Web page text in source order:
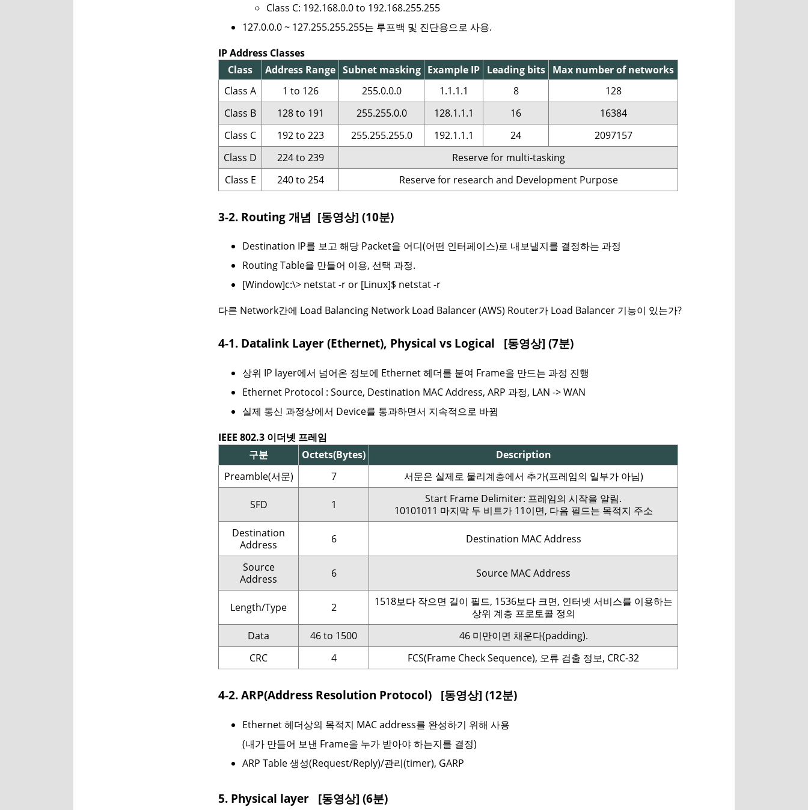
Class C: 192.168.0.0 to 192.168.255.255
127.0.0.0 ~ 127.255.255.255는 루프백 및 진단용으로 사용.
IP Address Classes
Class
Address Range Subnet masking Example IP Leading bits
Max number of networks
Class A
1 to 126 255.0.0.0 1.1.1.1 8
128
Class B
128 to 191 255.255.0.0 128.1.1.1 16
16384
Class C
192 to 223 255.255.255.0 192.1.1.1 24
2097157
Class D
224 to 239
Reserve for multi-tasking
Class E
240 to 254 Reserve for research and Development Purpose
3-2. Routing 개념 [동영상] (10분)
Destination IP를 보고 해당 Packet을 어디(어떤 인터페이스)로 내보낼지를 결정하는 과정
Routing Table을 만들어 이용, 선택 과정.
[Window]c:\> netstat -r or [Linux]$ netstat -r
다른 Network간에 Load Balancing Network Load Balancer (AWS) Router가 Load Balancer 기능이 있는가?
4-1. Datalink Layer (Ethernet), Physical vs Logical [동영상] (7분)
상위 IP layer에서 넘어온 정보에 Ethernet 헤더를 붙여 Frame을 만드는 과정 진행
Ethernet Protocol : Source, Destination MAC Address, ARP 과정, LAN -> WAN
실제 통신 과정상에서 Device를 통과하면서 지속적으로 바뀜
IEEE 802.3 이더넷 프레임
구분
Octets(Bytes)
Description
Preamble(서문)
7 서문은 실제로 물리계층에서 추가(프레임의 일부가 아님)
SFD 1
Start Frame Delimiter: 프레임의 시작을 알림.
10101011 마지막 두 비트가 11이면, 다음 필드는 목적지 주소
Destination
Address
6 Destination MAC Address
Source
Address
6 Source MAC Address
Length/Type 2
1518보다 작으면 길이 필드, 1536보다 크면, 인터넷 서비스를 이용하는
상위 계층 프로토콜 정의
Data
46 to 1500
46 미만이면 채운다(padding).
CRC
4 FCS(Frame Check Sequence), 오류 검출 정보, CRC-32
4-2. ARP(Address Resolution Protocol) [동영상] (12분)
Ethernet 헤더상의 목적지 MAC address를 완성하기 위해 사용
(내가 만들어 보낸 Frame을 누가 받아야 하는지를 결정)
ARP Table 생성(Request/Reply)/관리(timer), GARP
5. Physical layer [동영상] (6분)